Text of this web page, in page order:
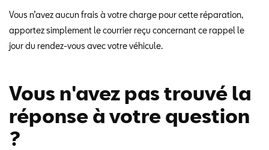
Vous n’avez aucun frais à votre charge pour cette réparation,
apportez simplement le courrier reçu concernant ce rappel le
jour du rendez-vous avec votre véhicule.
Vous n'avez pas trouvé la
réponse à votre question
?